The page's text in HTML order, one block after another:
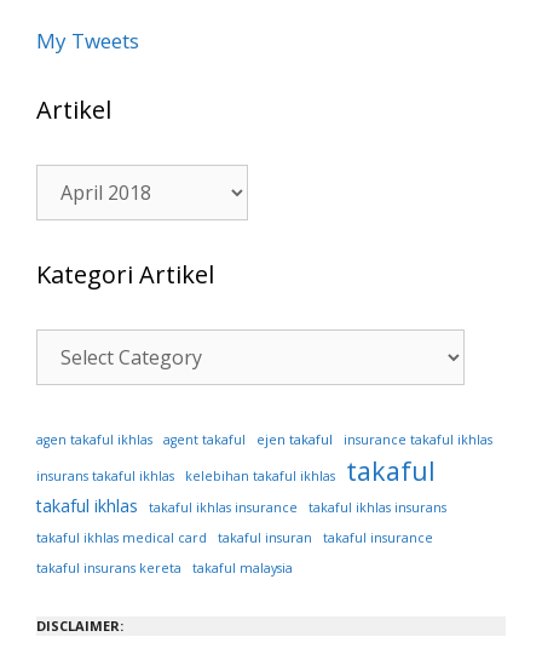
My Tweets
Artikel
Artikel
Kategori Artikel
Kategori
Artikel
agen takaful ikhlas agent takaful ejen takaful insurance takaful ikhlas
insurans takaful ikhlas kelebihan takaful ikhlas takaful
takaful ikhlas takaful ikhlas insurance
takaful ikhlas insurans
takaful ikhlas medical card
takaful insuran
takaful insurance
takaful insurans kereta
takaful malaysia
DISCLAIMER: